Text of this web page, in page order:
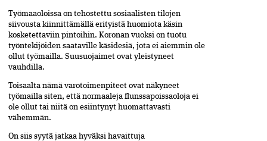
Työmaaoloissa on tehostettu sosiaalisten tilojen
siivousta kiinnittämällä erityistä huomiota käsin
kosketettaviin pintoihin. Koronan vuoksi on tuotu
työntekijöiden saataville käsidesiä, jota ei aiemmin ole
ollut työmailla. Suusuojaimet ovat yleistyneet
vauhdilla.
Toisaalta nämä varotoimenpiteet ovat näkyneet
työmailla siten, että normaaleja flunssapoissaoloja ei
ole ollut tai niitä on esiintynyt huomattavasti
vähemmän.
On siis syytä jatkaa hyväksi havaittuja